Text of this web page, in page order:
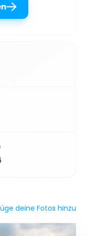
deine Fotos hinzu